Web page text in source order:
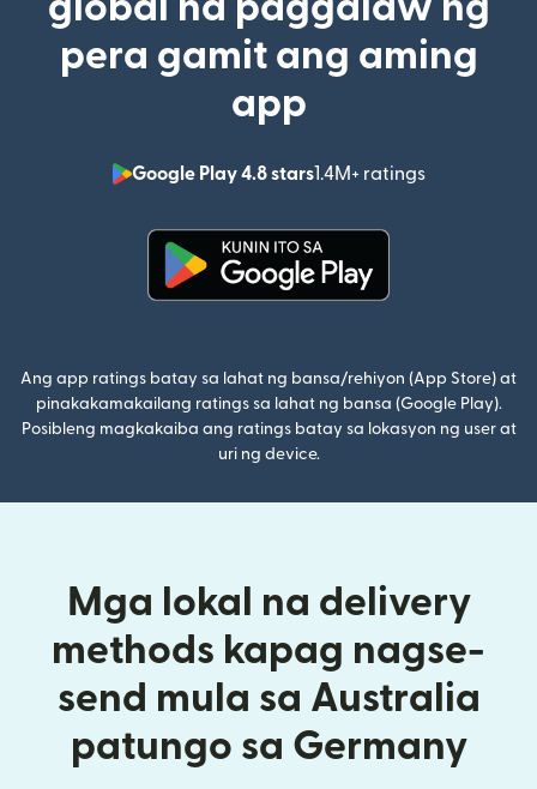
global na paggalaw ng
pera gamit ang aming
app
Google Play 4.8 stars1.4M+ ratings
(bubukas
Ang app ratings batay sa lahat ng bansa/rehiyon (App Store) at
pinakakamakailang ratings sa lahat ng bansa (Google Play).
Posibleng magkakaiba ang ratings batay sa lokasyon ng user at
uri ng device.
Mga lokal na delivery
methods kapag nagse-
send mula sa Australia
patungo sa Germany